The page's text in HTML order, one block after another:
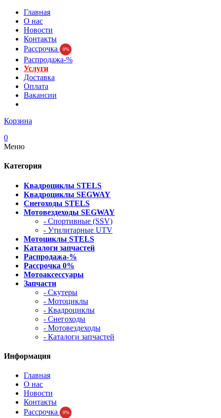
Главная
О нас
Новости
Контакты
Рассрочка
0%
Распродажа-%
Услуги
Доставка
Оплата
Вакансии
Корзина
0
Меню
Категория
Квадроциклы STELS
Квадроциклы SEGWAY
Снегоходы STELS
Мотовездеходы SEGWAY
- Спортивные (SSV)
- Утилитарные UTV
Мотоциклы STELS
Каталоги запчастей
Распродажа-%
Рассрочка 0%
Мотоаксессуары
Запчасти
- Скутеры
- Мотоциклы
- Квадроциклы
- Снегоходы
- Мотовездеходы
- Каталоги запчастей
Информация
Главная
О нас
Новости
Контакты
Рассрочка
0%